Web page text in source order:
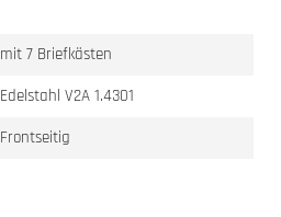
mit 7 Briefkästen
Edelstahl V2A 1.4301
Frontseitig